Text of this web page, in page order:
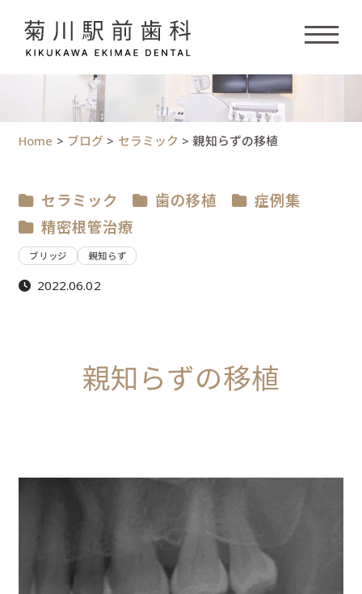
Home > ブログ > セラミック > 親知らずの移植
セラミック 歯の移植
症例集
精密根管治療
ブリッジ 親知らず
2022.06.02
親知らずの移植